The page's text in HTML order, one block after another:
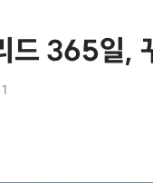
드 365일,